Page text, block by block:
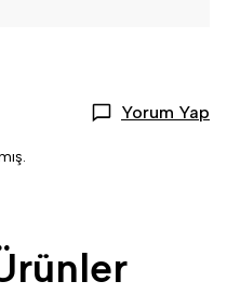
Yorum Yap